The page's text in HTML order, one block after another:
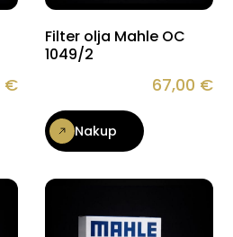
€
Filter olja Mahle OC
1049/2
67,00 €
Nakup